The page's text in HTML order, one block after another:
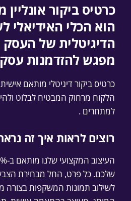
כרטיס ביקור
הוא הכלי האידיאלי
הדיגיטלית של העסק
מפגש להזדמנות
כרטיס ביקור דיגיטלי מותאם
הלקוח מרחוק המבטיח לבלוט
למתחרים .
רוצים לראות איך זה
שלכם. כל פרט, החל מבחירת
לשילוב תמונות המשקפות בצורה